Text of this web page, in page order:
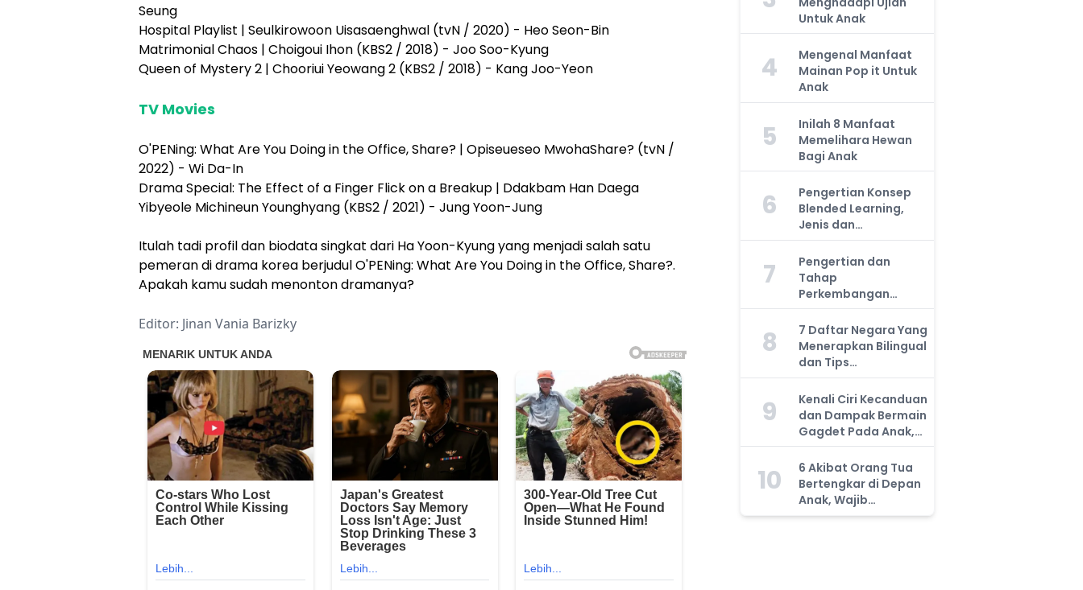
Seung
Hospital Playlist | Seulkirowoon Uisasaenghwal (tvN / 2020) - Heo Seon-Bin
Matrimonial Chaos | Choigoui Ihon (KBS2 / 2018) - Joo Soo-Kyung
Queen of Mystery 2 | Chooriui Yeowang 2 (KBS2 / 2018) - Kang Joo-Yeon
TV Movies
O'PENing: What Are You Doing in the Office, Share? | Opiseueseo MwohaShare? (tvN /
2022) - Wi Da-In
Drama Special: The Effect of a Finger Flick on a Breakup | Ddakbam Han Daega
Yibyeole Michineun Younghyang (KBS2 / 2021) - Jung Yoon-Jung
Itulah tadi profil dan biodata singkat dari Ha Yoon-Kyung yang menjadi salah satu
pemeran di drama korea berjudul O'PENing: What Are You Doing in the Office, Share?.
Apakah kamu sudah menonton dramanya?
Editor: Jinan Vania Barizky
Untuk Anak
4
Mengenal Manfaat
Mainan Pop it Untuk
Anak
5
Inilah 8 Manfaat
Memelihara Hewan
Bagi Anak
6
Pengertian Konsep
Blended Learning,
Jenis dan
Manfaatnya, Anda
Harus Tahu!
7
Pengertian dan
Tahap
Perkembangan
Kemampuan Kognitif
Anak, Bunda Wajib
Tahu!
8
7 Daftar Negara Yang
Menerapkan Bilingual
dan Tips
Mengajarkan Pada
Anak
9
Kenali Ciri Kecanduan
dan Dampak Bermain
Gagdet Pada Anak,
Orang Tua Wajib
Tahu!
10
6 Akibat Orang Tua
Bertengkar di Depan
Anak, Wajib
Waspada!